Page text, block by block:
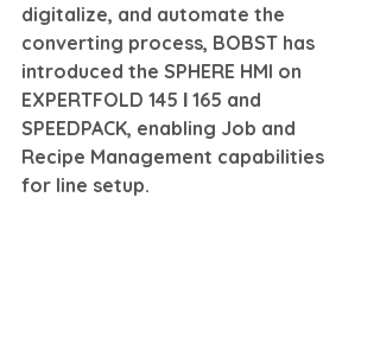
digitalize, and automate the
converting process, BOBST has
introduced the SPHERE HMI on
EXPERTFOLD 145 І 165 and
SPEEDPACK, enabling Job and
Recipe Management capabilities
for line setup.